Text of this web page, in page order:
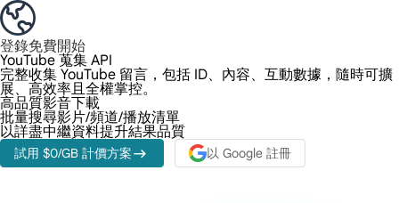
登錄免費開始
YouTube 蒐集 API
完整收集 YouTube 留言，包括 ID、內容、互動數據，隨時可擴
展、高效率且全權掌控。
高品質影音下載
批量搜尋影片/頻道/播放清單
以詳盡中繼資料提升結果品質
試用 $0/GB 計價方案 以 Google 註冊